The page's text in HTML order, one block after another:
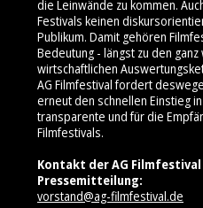
die Leinwände zu kommen.
Festivals keinen
Publikum. Damit gehören
Bedeutung - längst zu den
wirtschaftlichen
AG Filmfestival fordert
erneut den schnellen Einstieg
transparente und für die
Filmfestivals.
Kontakt der AG
Pressemitteilung:
vorstand@ag-filmfestival.de